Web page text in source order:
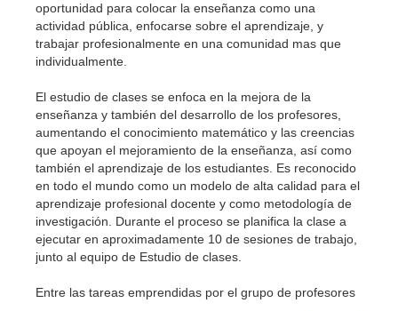
oportunidad para colocar la enseñanza como una
actividad pública, enfocarse sobre el aprendizaje, y
trabajar profesionalmente en una comunidad mas que
individualmente.
El estudio de clases se enfoca en la mejora de la
enseñanza y también del desarrollo de los profesores,
aumentando el conocimiento matemático y las creencias
que apoyan el mejoramiento de la enseñanza, así como
también el aprendizaje de los estudiantes. Es reconocido
en todo el mundo como un modelo de alta calidad para el
aprendizaje profesional docente y como metodología de
investigación. Durante el proceso se planifica la clase a
ejecutar en aproximadamente 10 de sesiones de trabajo,
junto al equipo de Estudio de clases.
Entre las tareas emprendidas por el grupo de profesores